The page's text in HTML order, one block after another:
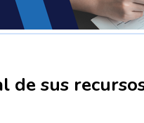
de sus